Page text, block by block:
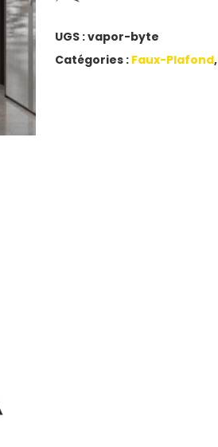
UGS :vapor-byte
Catégories : Faux-Plafond,